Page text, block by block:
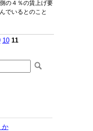
の４％の賃上げ要
でいるとのこと
10 11
か